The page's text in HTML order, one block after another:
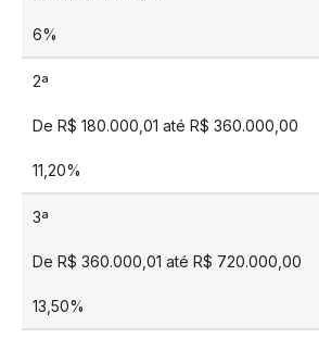
6%
2ª
De R$ 180.000,01 até R$ 360.000,00
11,20%
3ª
De R$ 360.000,01 até R$ 720.000,00
13,50%